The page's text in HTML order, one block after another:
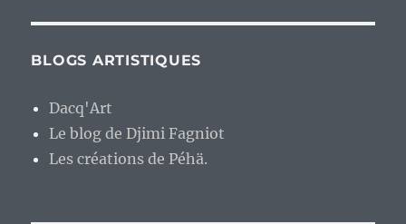
BLOGS ARTISTIQUES
Dacq'Art
Le blog de Djimi Fagniot
Les créations de Péhä.